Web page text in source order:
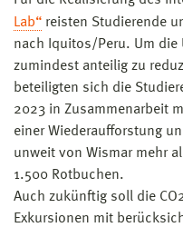
Lab“ reisten Studierende
nach Iquitos/Peru. Um die
zumindest anteilig zu
beteiligten sich die
2023 in Zusammenarbeit
einer Wiederaufforstung
unweit von Wismar mehr
1.500 Rotbuchen.
Auch zukünftig soll die
Exkursionen mit